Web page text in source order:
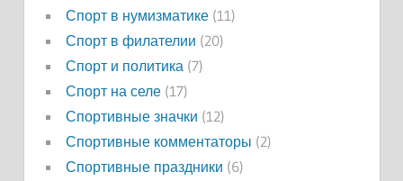
Спорт в нумизматике(11)
Спорт в филателии (20)
Спорт и политика (7)
Спорт на селе(17)
Спортивные значки (12)
Спортивные комментаторы (2)
Спортивные праздники (6)